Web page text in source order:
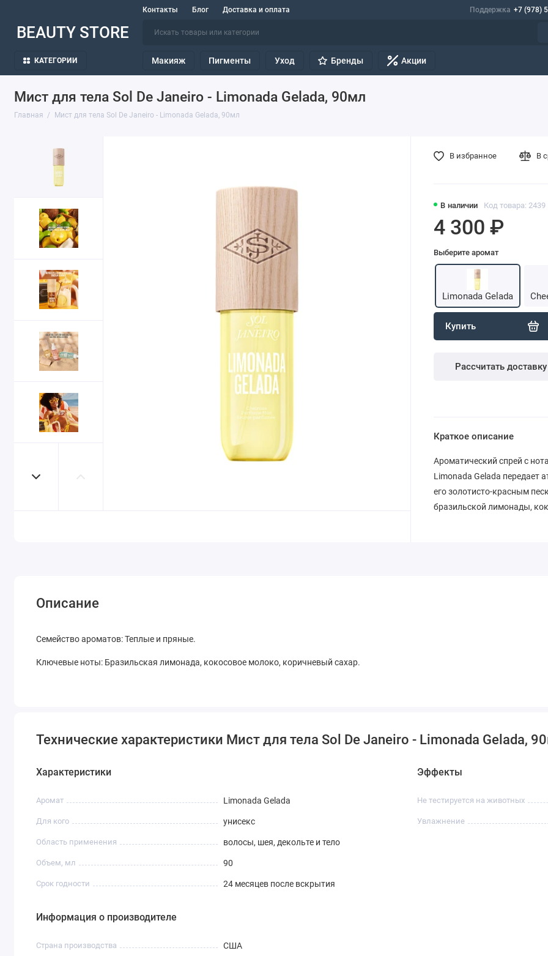
Контакты Блог Доставка и оплата Поддержка +7 (978)
BEAUTY STORE
КАТЕГОРИИ Макияж Пигменты Уход Бренды Акции
Мист для тела Sol De Janeiro - Limonada Gelada, 90мл
Главная Мист для тела Sol De Janeiro - Limonada Gelada, 90мл
В наличии Код товара: 2439
4 300 ₽
Выберите аромат
Limonada Gelada
Купить
Рассчитать доставку
В избранное В
Краткое описание
Ароматический спрей с
Limonada Gelada передает
его золотисто-красным
бразильской лимонады,
Описание
Семейство ароматов: Теплые и пряные.
Ключевые ноты: Бразильская лимонада, кокосовое молоко, коричневый сахар.
Технические характеристики Мист для тела Sol De Janeiro - Limonada Gelada,
Характеристики
Аромат Limonada Gelada
Для кого унисекс
Область применения волосы, шея, декольте и тело
Объем, мл 90
Срок годности 24 месяцев после вскрытия
Эффекты
Не тестируется на животных
Увлажнение
Информация о производителе
Страна производства США